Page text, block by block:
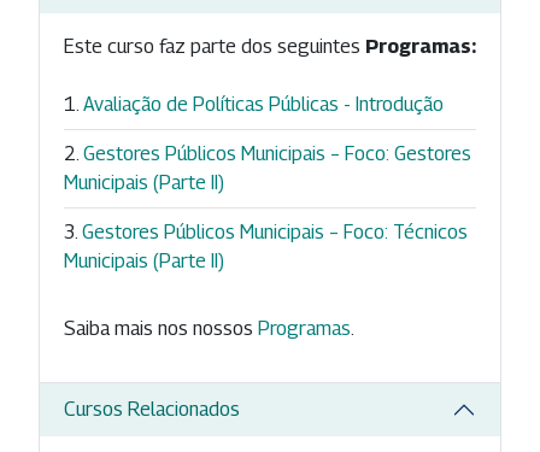
Este curso faz parte dos seguintes Programas:
Avaliação de Políticas Públicas - Introdução
Gestores Públicos Municipais – Foco: Gestores
Municipais (Parte II)
Gestores Públicos Municipais – Foco: Técnicos
Municipais (Parte II)
Saiba mais nos nossos Programas
Cursos Relacionados